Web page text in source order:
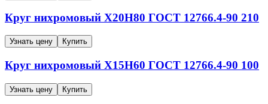
Круг нихромовый Х20Н80 ГОСТ 12766.4-90 210
Узнать цену Купить
Круг нихромовый Х15Н60 ГОСТ 12766.4-90 100
Узнать цену Купить